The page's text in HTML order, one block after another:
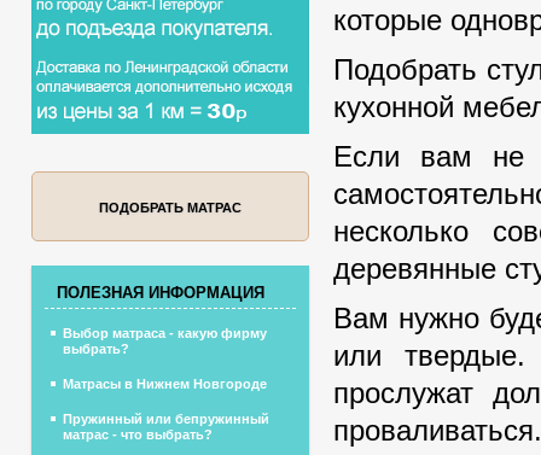
которые
Подобрать
кухонной
Если вам не
несколько
деревянные
Вам нужно
или
прослужат
ПОДОБРАТЬ МАТРАС
ПОЛЕЗНАЯ ИНФОРМАЦИЯ
Выбор матраса - какую фирму
выбрать?
Матрасы в Нижнем Новгороде
Пружинный или бепружинный
матрас - что выбрать?